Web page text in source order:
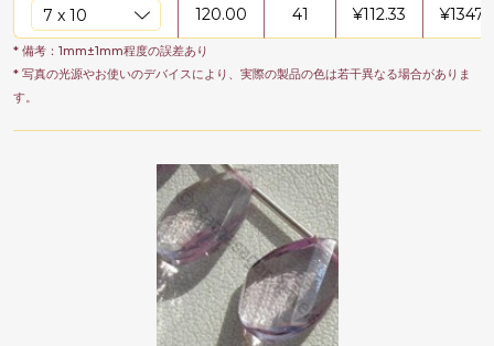
120.00 41 ¥112.33 ¥
* 備考：1mm±1mm程度の誤差あり
* 写真の光源やお使いのデバイスにより、実際の製品の色は若干異なる場合がありま
す。